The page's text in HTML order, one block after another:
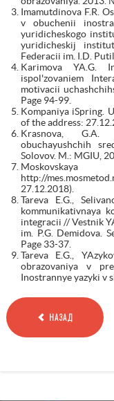
Imamutdinova F.R.
v obuchenii
yuridicheskogo
yuridicheskij
Federacii im. I.D.
Karimova YA.G.
ispol'zovaniem
motivacii
Page 94-99.
Kompaniya iSpring.
of the address:
Krasnova, G.A.
obuchayushchih
Solovov. M.: MGIU,
http://
27.12.2018).
Tareva E.G.,
kommunikativnaya
integracii // Vestnik
im. P.G. Demidova.
Page 33-37.
Tareva E.G.,
obrazovaniya v
Inostrannye yazyki v
НАЗАД